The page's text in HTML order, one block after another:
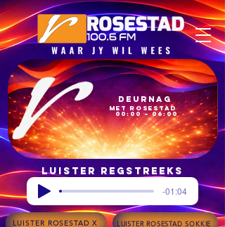
00:00 – 06:00
met Rosestad
Deurnag
Luister regstreeks
-01:04
LUISTER ROSESTAD X LUISTER ROSESTAD SOKKIE